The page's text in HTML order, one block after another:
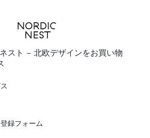
スト - 北欧デザインをお買い物
録フォーム